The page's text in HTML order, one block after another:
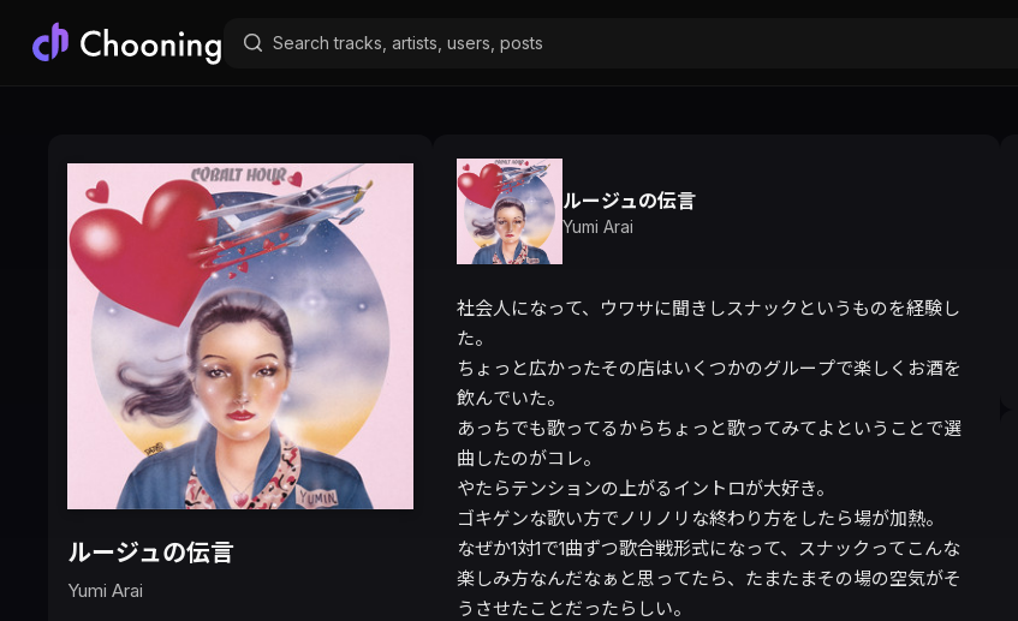
ルージュの伝言
Yumi Arai
ルージュの伝言
Yumi Arai
社会人になって、ウワサに聞きしスナックというものを経験し
た。
ちょっと広かったその店はいくつかのグループで楽しくお酒を
飲んでいた。
あっちでも歌ってるからちょっと歌ってみてよということで選
曲したのがコレ。
やたらテンションの上がるイントロが大好き。
ゴキゲンな歌い方でノリノリな終わり方をしたら場が加熱。
なぜか1対1で1曲ずつ歌合戦形式になって、スナックってこんな
楽しみ方なんだなぁと思ってたら、たまたまその場の空気がそ
うさせたことだったらしい。